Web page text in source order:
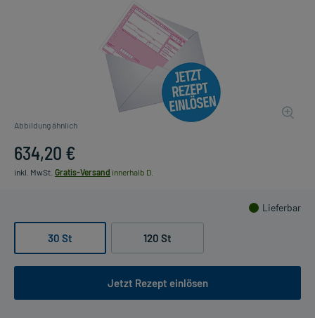
Abbildung ähnlich
634,20 €
inkl. MwSt. Gratis-Versand innerhalb D.
Lieferbar
30 St 120 St
Jetzt Rezept einlösen